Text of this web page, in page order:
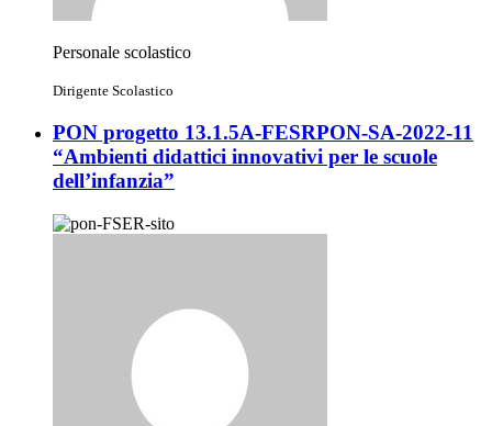
Personale scolastico
Dirigente Scolastico
PON progetto 13.1.5A-FESRPON-SA-2022-11
“Ambienti didattici innovativi per le scuole
dell’infanzia”